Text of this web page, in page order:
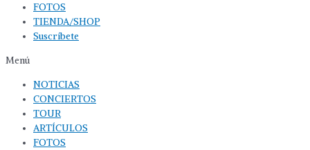
FOTOS
TIENDA/SHOP
Suscríbete
Menú
NOTICIAS
CONCIERTOS
TOUR
ARTÍCULOS
FOTOS